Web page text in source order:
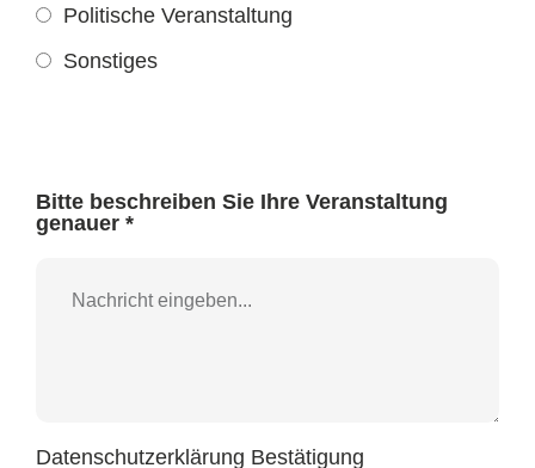
Politische Veranstaltung
Sonstiges
Bitte beschreiben Sie Ihre Veranstaltung
genauer *
Datenschutzerklärung Bestätigung